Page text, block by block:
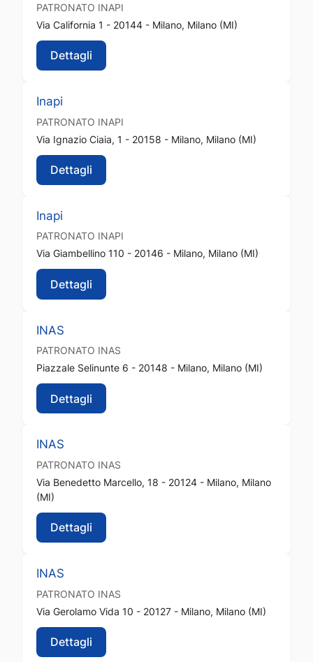
PATRONATO INAPI
Via California 1 - 20144 - Milano, Milano (MI)
Dettagli
Inapi
PATRONATO INAPI
Via Ignazio Ciaia, 1 - 20158 - Milano, Milano (MI)
Dettagli
Inapi
PATRONATO INAPI
Via Giambellino 110 - 20146 - Milano, Milano (MI)
Dettagli
INAS
PATRONATO INAS
Piazzale Selinunte 6 - 20148 - Milano, Milano (MI)
Dettagli
INAS
PATRONATO INAS
Via Benedetto Marcello, 18 - 20124 - Milano, Milano
(MI)
Dettagli
INAS
PATRONATO INAS
Via Gerolamo Vida 10 - 20127 - Milano, Milano (MI)
Dettagli